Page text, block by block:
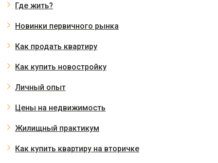
Где жить?
Новинки первичного рынка
Как продать квартиру
Как купить новостройку
Личный опыт
Цены на недвижимость
Жилищный практикум
Как купить квартиру на вторичке